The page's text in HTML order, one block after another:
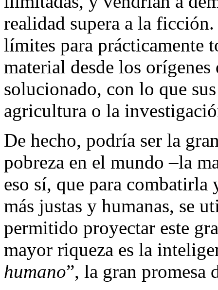
realidad supera a la
límites para prácticamente
material desde los
solucionado, con lo que
agricultura o la
De hecho, podría ser la
pobreza en el mundo –la
eso sí, que para
más justas y humanas, se
permitido proyectar este
mayor riqueza es la
humano”, la gran